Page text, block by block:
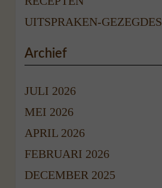
UITSPRAKEN-GEZEGDES
Archief
JULI 2026
MEI 2026
APRIL 2026
FEBRUARI 2026
DECEMBER 2025